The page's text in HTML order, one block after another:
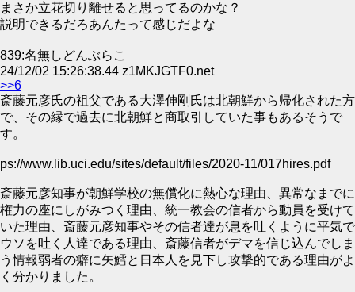
まさか立花切り離せると思ってるのかな？
説明できるだろあんたって感じだよな
839:名無しどんぶらこ
24/12/02 15:26:38.44 z1MKJGTF0.net
>>6
斎藤元彦氏の祖父である大澤伸剛氏は北朝鮮から帰化された方
で、その縁で過去に北朝鮮と商取引していた事もあるそうで
す。
ps://www.lib.uci.edu/sites/default/files/2020-11/017hires.pdf
斎藤元彦知事が朝鮮学校の無償化に熱心な理由、異常なまでに
権力の座にしがみつく理由、統一教会の信者から動員を受けて
いた理由、斎藤元彦知事やその信者達が息を吐くように平気で
ウソを吐く人達である理由、斎藤信者がデマを信じ込んでしま
う情報弱者の癖に矢鱈と日本人を見下し攻撃的である理由がよ
く分かりました。